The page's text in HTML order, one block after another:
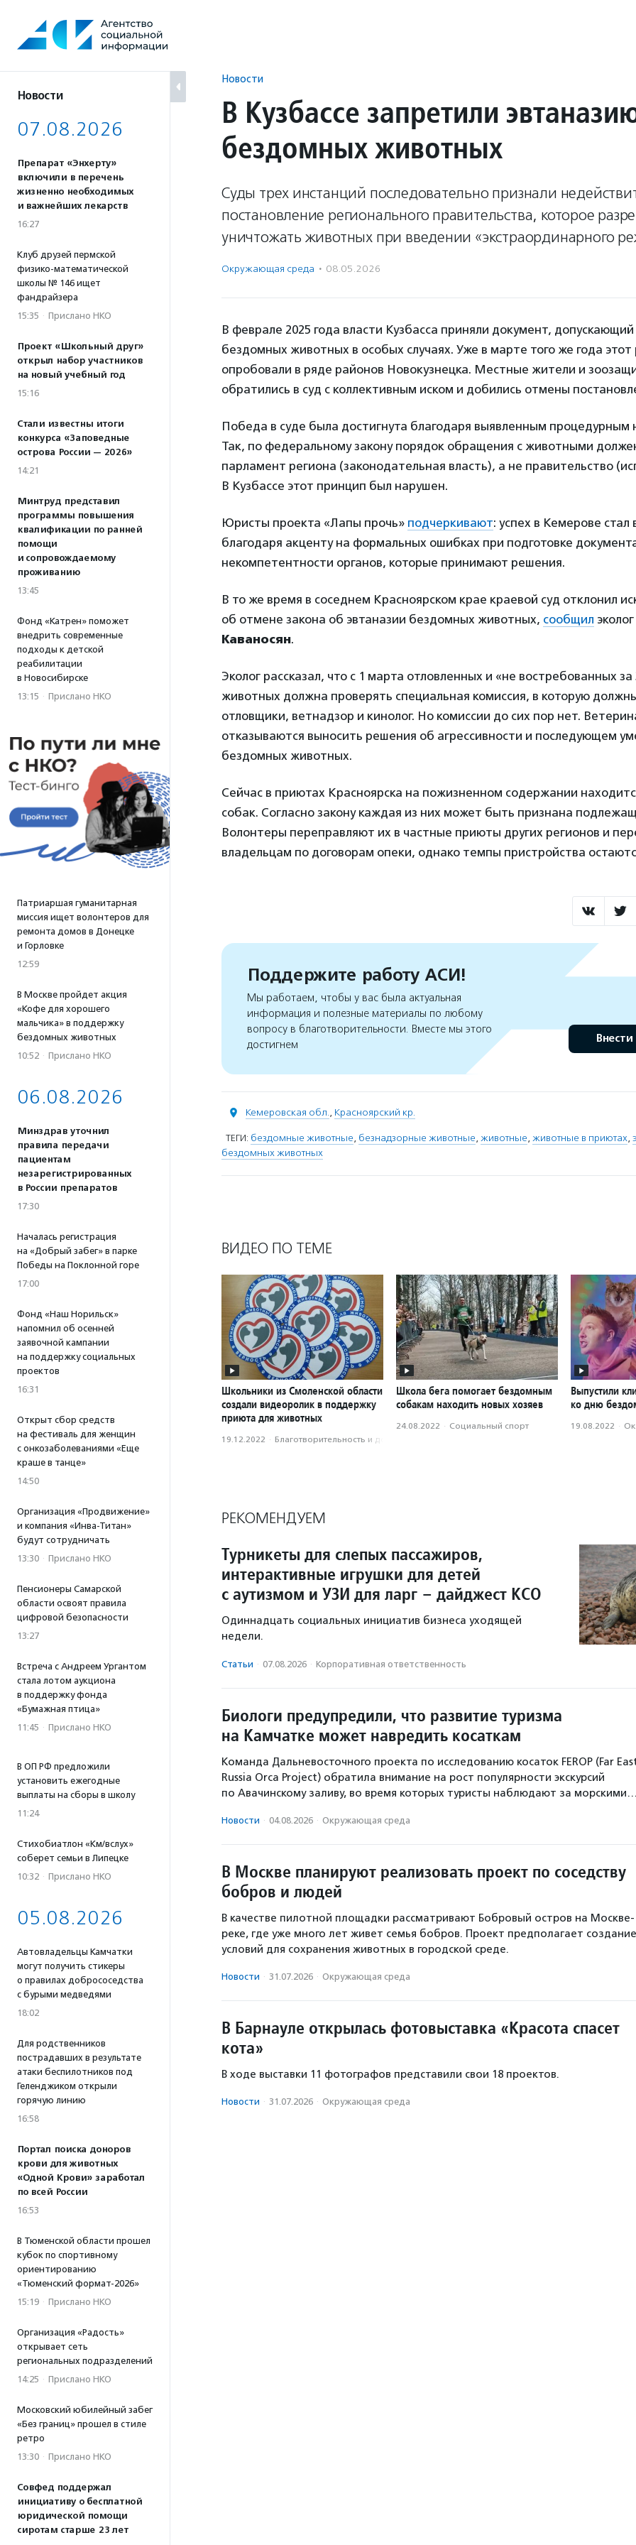
содержанию
Новости
07.08.2026
Препарат «Энхерту»
включили в перечень
жизненно необходимых
и важнейших лекарств
16:27
Клуб друзей пермской
физико-математической
школы № 146 ищет
фандрайзера
15:35 · Прислано НКО
Проект «Школьный друг»
открыл набор участников
на новый учебный год
15:16
Стали известны итоги
конкурса «Заповедные
острова России — 2026»
14:21
Минтруд представил
программы повышения
квалификации по ранней
помощи
и сопровождаемому
проживанию
13:45
Фонд «Катрен» поможет
внедрить современные
подходы к детской
реабилитации
в Новосибирске
13:15 · Прислано НКО
Патриаршая гуманитарная
миссия ищет волонтеров для
ремонта домов в Донецке
и Горловке
12:59
В Москве пройдет акция
«Кофе для хорошего
мальчика» в поддержку
бездомных животных
10:52 · Прислано НКО
06.08.2026
Минздрав уточнил
правила передачи
пациентам
незарегистрированных
в России препаратов
17:30
Началась регистрация
на «Добрый забег» в парке
Победы на Поклонной горе
17:00
Фонд «Наш Норильск»
напомнил об осенней
заявочной кампании
на поддержку социальных
проектов
16:31
Открыт сбор средств
на фестиваль для женщин
с онкозаболеваниями «Еще
краше в танце»
14:50
Организация «Продвижение»
и компания «Инва-Титан»
будут сотрудничать
13:30 · Прислано НКО
Пенсионеры Самарской
области освоят правила
цифровой безопасности
13:27
Встреча с Андреем Ургантом
стала лотом аукциона
в поддержку фонда
«Бумажная птица»
11:45 · Прислано НКО
В ОП РФ предложили
установить ежегодные
выплаты на сборы в школу
11:24
Стихобиатлон «Км/вслух»
соберет семьи в Липецке
10:32 · Прислано НКО
05.08.2026
Автовладельцы Камчатки
могут получить стикеры
о правилах добрососедства
с бурыми медведями
18:02
Для родственников
пострадавших в результате
атаки беспилотников под
Геленджиком открыли
горячую линию
16:58
Портал поиска доноров
крови для животных
«Одной Крови» заработал
по всей России
16:53
В Тюменской области прошел
кубок по спортивному
ориентированию
«Тюменский формат-2026»
15:19 · Прислано НКО
Организация «Радость»
открывает сеть
региональных подразделений
14:25 · Прислано НКО
Московский юбилейный забег
«Без границ» прошел в стиле
ретро
13:30 · Прислано НКО
Совфед поддержал
инициативу о бесплатной
юридической помощи
сиротам старше 23 лет
Новости
В Кузбассе запретили
бездомных животных
Суды трех инстанций последовательно признали
постановление регионального правительства, которое
уничтожать животных при введении «экстраординарного
Окружающая среда · 08.05.2026
В феврале 2025 года власти Кузбасса приняли документ,
бездомных животных в особых случаях. Уже в марте того же года
опробовали в ряде районов Новокузнецка. Местные жители и
обратились в суд с коллективным иском и добились отмены
Победа в суде была достигнута благодаря выявленным процедурным
Так, по федеральному закону порядок обращения с животными
парламент региона (законодательная власть), а не правительство
В Кузбассе этот принцип был нарушен.
Юристы проекта «Лапы прочь» подчеркивают: успех в Кемерове
благодаря акценту на формальных ошибках при подготовке
некомпетентности органов, которые принимают решения.
В то же время в соседнем Красноярском крае краевой суд отклонил
об отмене закона об эвтаназии бездомных животных, сообщил эколог
Каваносян.
Эколог рассказал, что с 1 марта отловленных и «не востребованных
животных должна проверять специальная комиссия, в которую
отловщики, ветнадзор и кинолог. Но комиссии до сих пор нет.
отказываются выносить решения об агрессивности и последующем
бездомных животных.
Сейчас в приютах Красноярска на пожизненном содержании
собак. Согласно закону каждая из них может быть признана
Волонтеры переправляют их в частные приюты других регионов и
владельцам по договорам опеки, однако темпы пристройства
Поддержите работу АСИ!
Мы работаем, чтобы у вас была актуальная
информация и полезные материалы по любому
вопросу в благотворительности. Вместе мы этого
достигнем
Внести
Кемеровская обл., Красноярский кр.
ТЕГИ: бездомные животные, безнадзорные животные, животные, животные в приютах,
бездомных животных
ВИДЕО ПО ТЕМЕ
Школьники из Смоленской области
создали видеоролик в поддержку
приюта для животных
19.12.2022 · Благотвори­тель­ность и доброволь­чест­во
Школа бега помогает бездомным
собакам находить новых хозяев
24.08.2022 · Социальный спорт
Выпустили
ко дню
19.08.2022 ·
РЕКОМЕНДУЕМ
Турникеты для слепых пассажиров,
интерактивные игрушки для детей
с аутизмом и УЗИ для ларг – дайджест КСО
Одиннадцать социальных инициатив бизнеса уходящей
недели.
Статьи · 07.08.2026 · Корпоративная ответственность
Биологи предупредили, что развитие туризма
на Камчатке может навредить косаткам
Команда Дальневосточного проекта по исследованию косаток FEROP (Far
Russia Orca Project) обратила внимание на рост популярности экскурсий
по Авачинскому заливу, во время которых туристы наблюдают за
Новости · 04.08.2026 · Окружающая среда
В Москве планируют реализовать проект по соседству
бобров и людей
В качестве пилотной площадки рассматривают Бобровый остров на Москве-
реке, где уже много лет живет семья бобров. Проект предполагает создание
условий для сохранения животных в городской среде.
Новости · 31.07.2026 · Окружающая среда
В Барнауле открылась фотовыставка «Красота спасет
кота»
В ходе выставки 11 фотографов представили свои 18 проектов.
Новости · 31.07.2026 · Окружающая среда